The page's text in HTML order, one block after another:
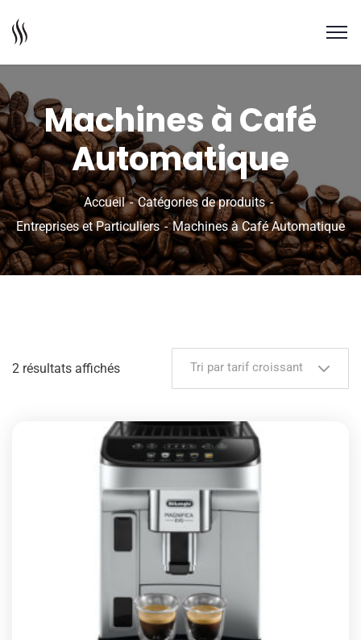
Machines à Café
Automatique
Accueil
Catégories de produits
Entreprises et Particuliers
Machines à Café Automatique
2 résultats affichés Tri par tarif croissant